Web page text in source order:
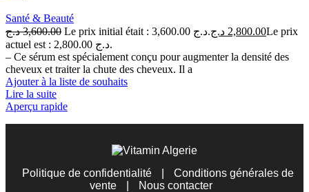
Santé & Beauté
3,600.00 د.ج Le prix initial était : 3,600.00 د.ج. 2,800.00 د.ج
Le prix
actuel est : 2,800.00 د.ج.
– Ce sérum est spécialement conçu pour augmenter la densité des
cheveux et traiter la chute des cheveux. Il a
Ajouter à la liste de souhaits
Lire la suite
Aperçu rapide
Politique de confidentialité
Conditions générales de
vente
Nous contacter